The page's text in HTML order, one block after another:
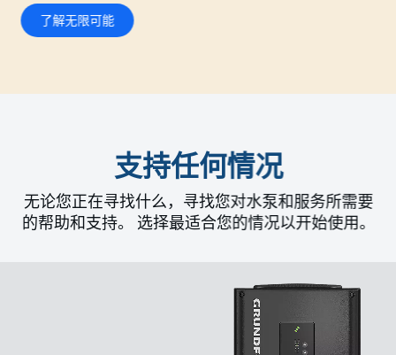
了解无限可能
支持任何情况
无论您正在寻找什么，寻找您对水泵和服务所需要
的帮助和支持。 选择最适合您的情况以开始使用。